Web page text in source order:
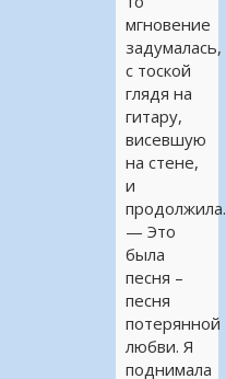
мгновение
задумалась,
с тоской
глядя на
гитару,
висевшую
на стене,
и
продолжила.
— Это
была
песня –
песня
потерянной
любви. Я
поднимала